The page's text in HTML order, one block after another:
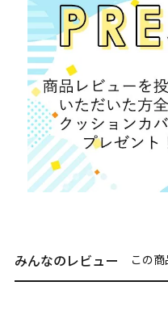
みんなのレビュー この